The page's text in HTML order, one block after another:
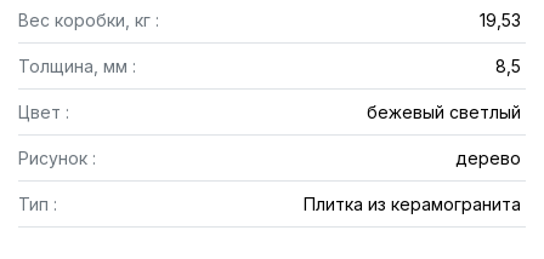
Вес коробки, кг : 19,53
Толщина, мм : 8,5
Цвет : бежевый светлый
Рисунок : дерево
Тип : Плитка из керамогранита